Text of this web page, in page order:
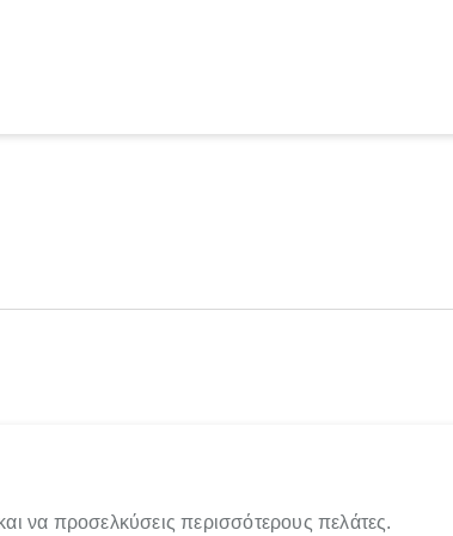
να προσελκύσεις περισσότερους πελάτες.